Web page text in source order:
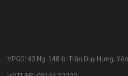
VPGD: 43 Ng. 148 Đ. Trần Duy Hưng,